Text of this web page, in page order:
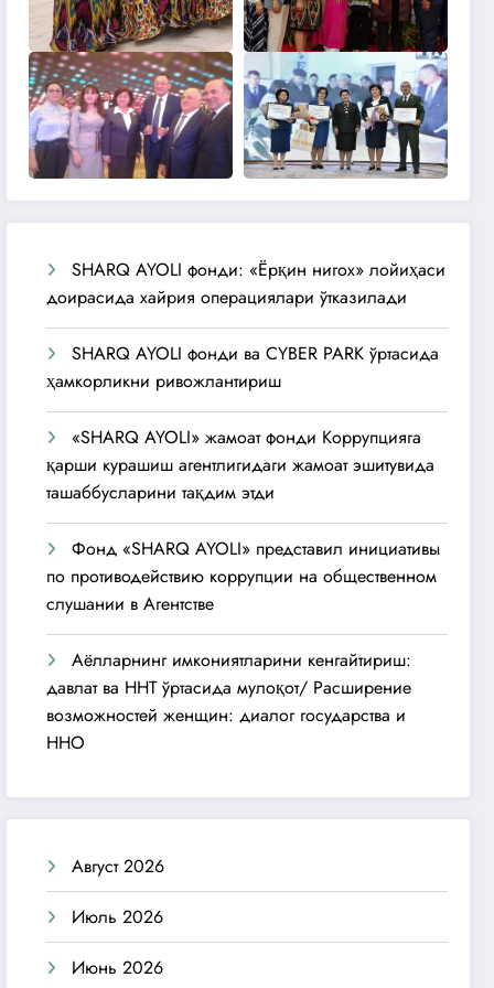
SHARQ AYOLI фонди: «Ёрқин нигох» лойиҳаси
доирасида хайрия операциялари ўтказилади
SHARQ AYOLI фонди ва CYBER PARK ўртасида
ҳамкорликни ривожлантириш
«SHARQ AYOLI» жамоат фонди Коррупцияга
қарши курашиш агентлигидаги жамоат эшитувида
ташаббусларини тақдим этди
Фонд «SHARQ AYOLI» представил инициативы
по противодействию коррупции на общественном
слушании в Агентстве
Аёлларнинг имкониятларини кенгайтириш:
давлат ва ННТ ўртасида мулоқот/ Расширение
возможностей женщин: диалог государства и
ННО
Август 2026
Июль 2026
Июнь 2026